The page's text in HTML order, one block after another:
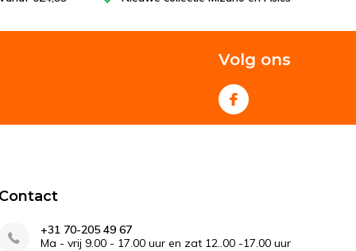
Volg ons
Contact
+31 70-205 49 67
Ma - vrij 9.00 - 17.00 uur en zat 12..00 -17.00 uur